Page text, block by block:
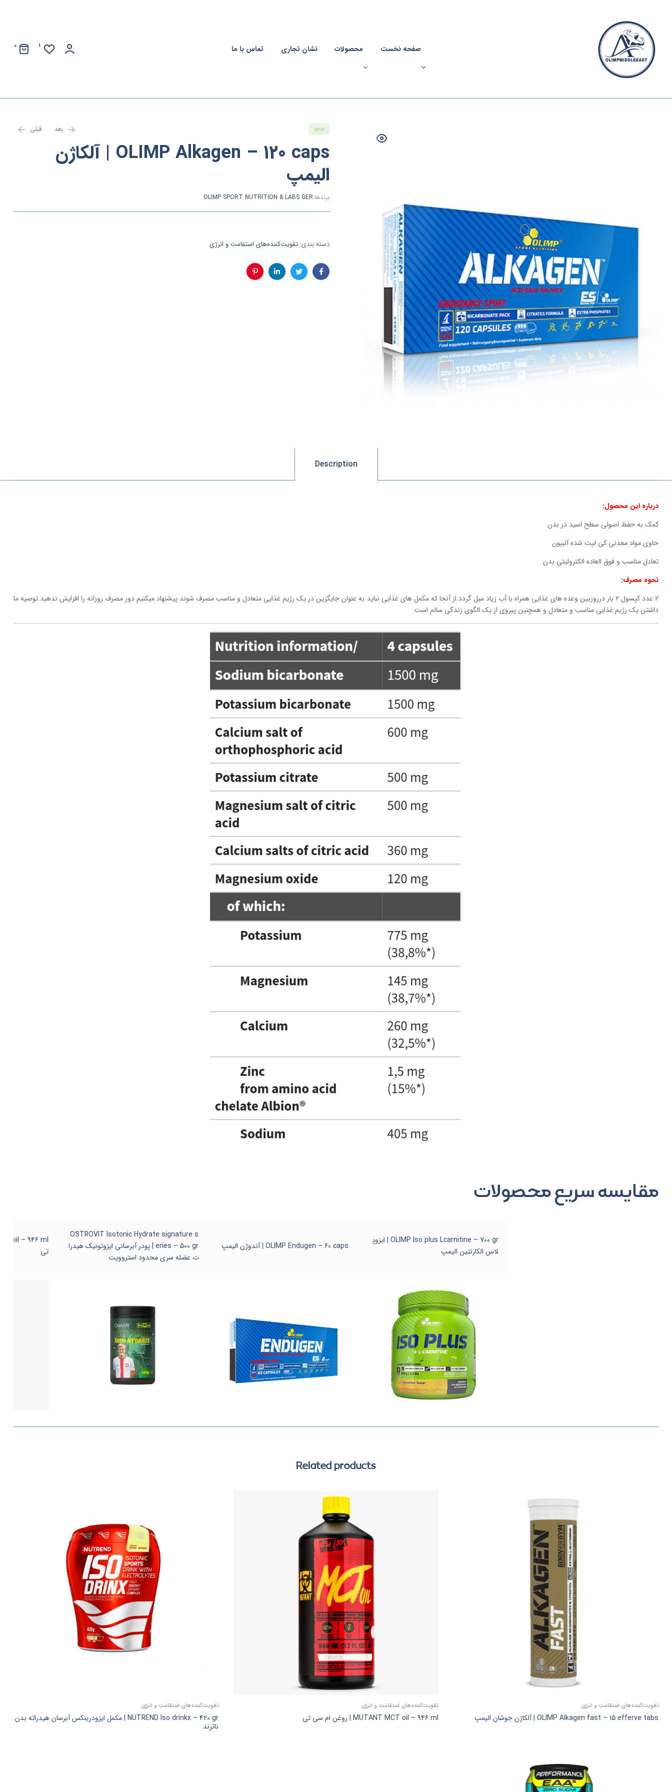
صفحه نخست محصولات نشان تجاری تماس با ما 1
0
موجود قبلی بعد
OLIMP Alkagen – 120 caps | آلکاژن
الیمپ
برندها:OLIMP SPORT NUTRITION & LABS GER
دسته بندی: تقویت‌کننده‌های استقامت و انرژی
فیس
توئیتر لینکدینپینترست
Description
درباره این محصول:
کمک به حفظ اصولی سطح اسید در بدن
حاوی مواد معدنی کی لیت شده آلبیون
تعادل مناسب و فوق العاده الکترولیتی بدن
نحوه مصرف:
2 عدد کپسول 2 بار درروزبین وعده های غذایی همراه با آب زیاد میل گردد.از آنجا که مکمل های غذایی نباید به عنوان جایگزین در یک رژیم غذایی متعادل و مناسب مصرف شوند پیشنهاد میکنیم دوز مصرف روزانه را افزایش ندهید.توصیه ما
داشتن یک رژیم غذایی مناسب و متعادل و همچنین پیروی از یک الگوی زندگی سالم است.
مقایسه سریع محصولات
OLIMP Iso plus Lcarnitine – 700 gr | ایزوپ
لاس الکارنتین الیمپ
OLIMP Endugen – 60 caps | آندوژن الیمپ
OSTROVIT Isotonic Hydrate signature s
eries – 500 gr | پودر آبرسانی ایزوتونیک هیدرا
ت عضله سری محدود استروویت
تی
Related products
تقویت‌کننده‌های استقامت و انرژی
OLIMP Alkagen fast – 15 efferve tabs | آلکاژن جوشان الیمپ
تقویت‌کننده‌های استقامت و انرژی
MUTANT MCT oil – 946 ml | روغن ام سی تی
تقویت‌کننده‌های استقامت و انرژی
NUTREND Iso drinkx – 420 gr | مکمل ایزودرینکس آبرسان هیدراته بدن
ناترند